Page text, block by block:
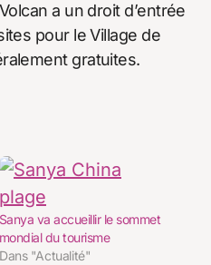
a un droit d’entrée
pour le Village de
gratuites.
Sanya va accueillir le sommet
mondial du tourisme
Dans "Actualité"